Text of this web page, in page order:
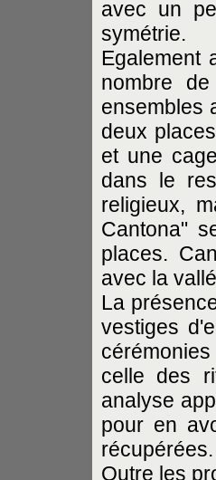
avec un
symétrie.
Egalement
nombre
ensembles
deux
et une
dans le
religieux,
Cantona"
places.
avec la
La
vestiges
celle des
analyse
pour en
récupérées.
Outre les